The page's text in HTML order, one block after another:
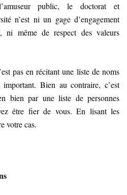
public, le doctorat et
n’est ni un gage d’engagement
ni même de respect des valeurs
pas en récitant une liste de noms
Bien au contraire, c’est
bien par une liste de personnes
être fier de vous. En lisant les
votre cas.